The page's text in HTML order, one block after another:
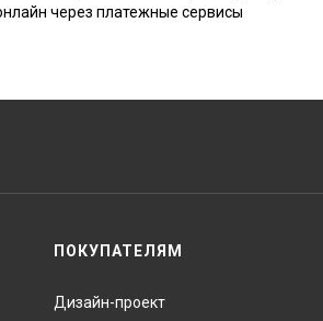
через платежные сервисы
ПОКУПАТЕЛЯМ
Дизайн-проект